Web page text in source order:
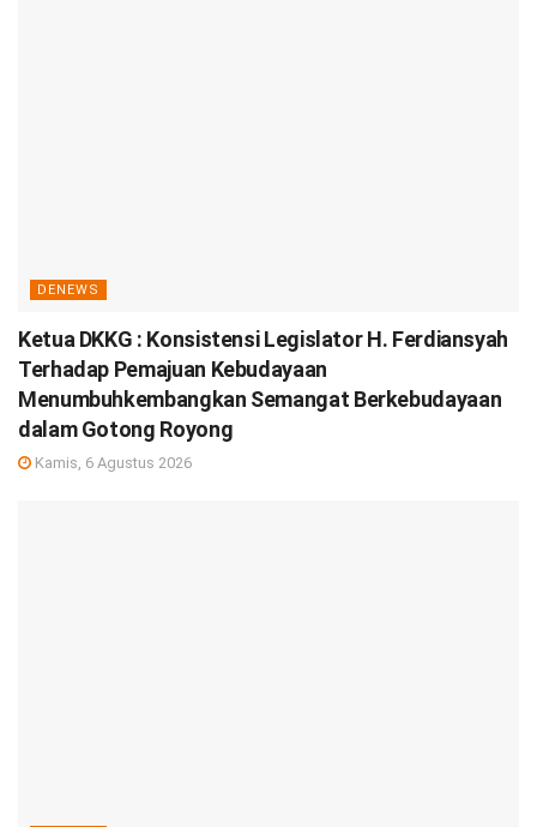
DENEWS
Ketua DKKG : Konsistensi Legislator H. Ferdiansyah
Terhadap Pemajuan Kebudayaan
Menumbuhkembangkan Semangat Berkebudayaan
dalam Gotong Royong
Kamis, 6 Agustus 2026